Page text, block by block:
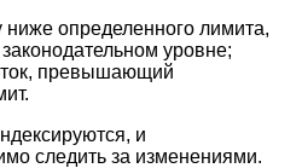
определенного лимита,
уровне;
превышающий
и
следить за изменениями.